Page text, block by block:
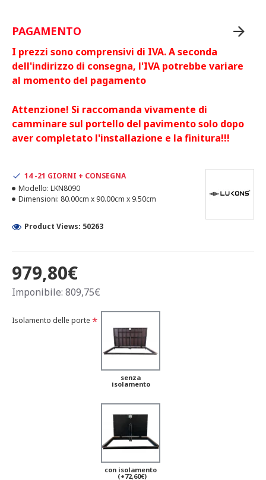
PAGAMENTO
I prezzi sono comprensivi di IVA. A seconda
dell'indirizzo di consegna, l'IVA potrebbe variare
al momento del pagamento
Attenzione! Si raccomanda vivamente di
camminare sul portello del pavimento solo dopo
aver completato l'installazione e la finitura!!!
979,80€
Imponibile: 809,75€
14 -21 GIORNI + CONSEGNA
Modello: LKN8090
Dimensioni: 80.00cm x 90.00cm x 9.50cm
Product Views: 50263
Isolamento delle porte
senza
isolamento
con isolamento
(+72,60€)